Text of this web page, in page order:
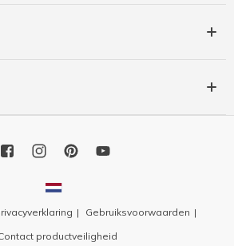
Gebruiksvoorwaarden
productveiligheid